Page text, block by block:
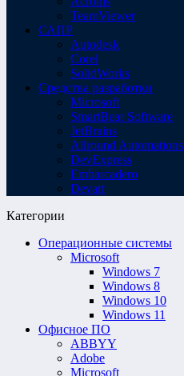
TeamViewer
САПР
Autodesk
Corel
SolidWorks
Средства разработки
Microsoft
SmartBear Software
JetBrains
Allround Automations
DevExpress
Embarcadero
Devart
Категории
Операционные системы
Microsoft
Windows 7
Windows 8
Windows 10
Windows 11
Офисное ПО
ABBYY
Adobe
Microsoft